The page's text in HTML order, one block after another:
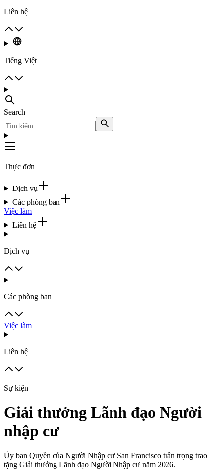
Liên hệ
Tiếng Việt
Search
Thực đơn
Dịch vụ
Các phòng ban
Việc làm
Liên hệ
Dịch vụ
Các phòng ban
Việc làm
Liên hệ
Sự kiện
Giải thưởng Lãnh đạo Người
nhập cư
Ủy ban Quyền của Người Nhập cư San Francisco trân trọng trao
tặng Giải thưởng Lãnh đạo Người Nhập cư năm 2026.